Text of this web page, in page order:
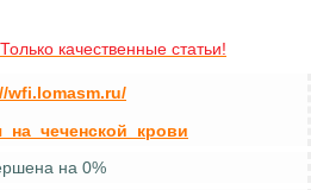
качественные статьи!
wfi.lomasm.ru/
на 0%